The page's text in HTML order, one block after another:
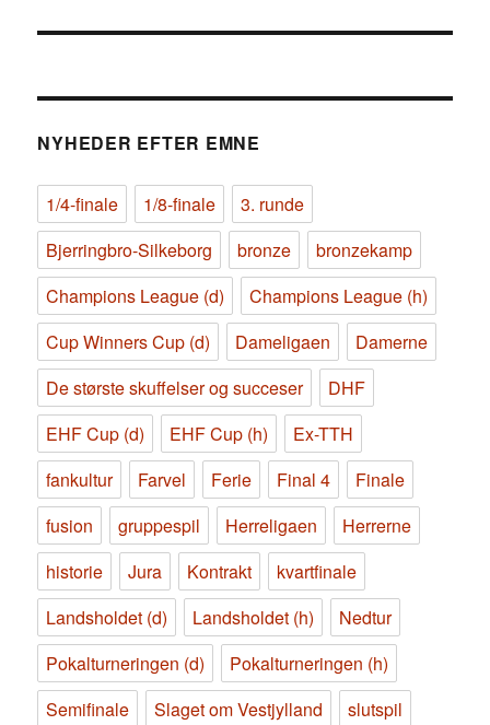
NYHEDER EFTER EMNE
1/4-finale 1/8-finale
3. runde
Bjerringbro-Silkeborg
bronze
bronzekamp
Champions League (d)
Champions League (h)
Cup Winners Cup (d)
Dameligaen
Damerne
De største skuffelser og succeser
DHF
EHF Cup (d)
EHF Cup (h)
Ex-TTH
fankultur
Farvel Ferie Final 4
Finale
fusion
gruppespil Herreligaen
Herrerne
historie
Jura Kontrakt
kvartfinale
Landsholdet (d)
Landsholdet (h)
Nedtur
Pokalturneringen (d)
Pokalturneringen (h)
Semifinale
Slaget om Vestjylland
slutspil